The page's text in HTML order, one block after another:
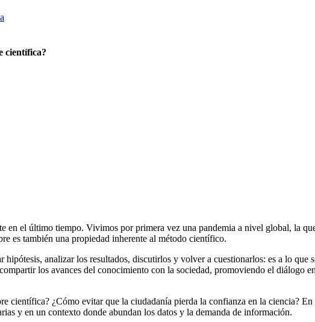
científica?
en el último tiempo. Vivimos por primera vez una pandemia a nivel global, la
es también una propiedad inherente al método científico.
analizar los resultados, discutirlos y volver a cuestionarlos: es a lo
los avances del conocimiento con la sociedad, promoviendo el diálogo
científica? ¿Cómo evitar que la ciudadanía pierda la confianza en la ciencia?
y en un contexto donde abundan los datos y la demanda de información.